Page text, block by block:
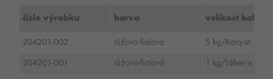
číslo výrobku barva velikost balení
204201-002 růžovo-fialová 5 kg/Kanystr
204201-001 růžovo-fialová 1 kg/Láhev x 6/